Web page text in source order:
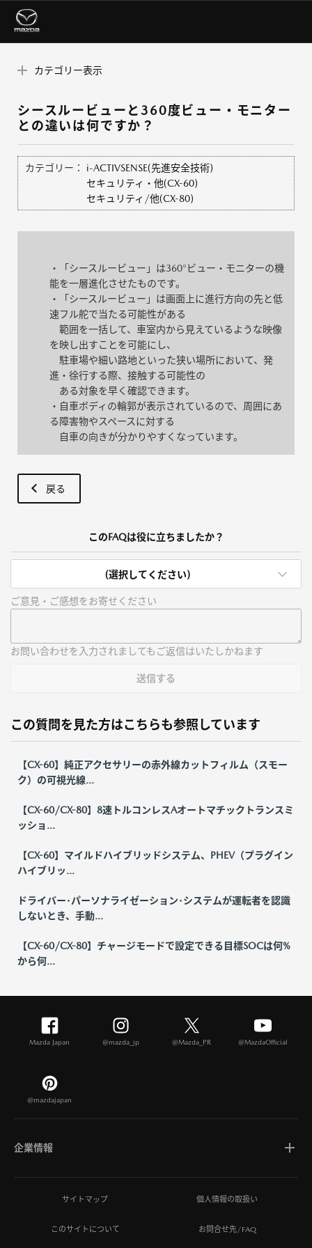
カテゴリー表示
シースルービューと360度ビュー・モニター
との違いは何ですか？
カテゴリー：
i-ACTIVSENSE(先進安全技術)
セキュリティ・他(CX-60)
セキュリティ/他(CX-80)
・「シースルービュー」は360°ビュー・モニターの機
能を一層進化させたものです。
・「シースルービュー」は画面上に進行方向の先と低
速フル舵で当たる可能性がある
範囲を一括して、車室内から見えているような映像
を映し出すことを可能にし、
駐車場や細い路地といった狭い場所において、発
進・徐行する際、接触する可能性の
ある対象を早く確認できます。
・自車ボディの輪郭が表示されているので、周囲にあ
る障害物やスペースに対する
自車の向きが分かりやすくなっています。
戻る
このFAQは役に立ちましたか？
(選択してください)
ご意見・ご感想をお寄せください
お問い合わせを入力されましてもご返信はいたしかねます
送信する
この質問を見た方はこちらも参照しています
【CX-60】純正アクセサリーの赤外線カットフィルム（スモー
ク）の可視光線...
【CX-60/CX-80】8速トルコンレスAオートマチックトランスミ
ッショ...
【CX-60】マイルドハイブリッドシステム、PHEV（プラグイン
ハイブリッ...
ドライバー･パーソナライゼーション･システムが運転者を認識
しないとき、手動...
【CX-60/CX-80】チャージモードで設定できる目標SOCは何%
から何...
Mazda Japan @mazda_jp @Mazda_PR @MazdaOfficial
@mazdajapan
企業情報
マツダについて
ひとを想う価値創造
サイトマップ 個人情報の取扱い
このサイトについて お問合せ先/FAQ